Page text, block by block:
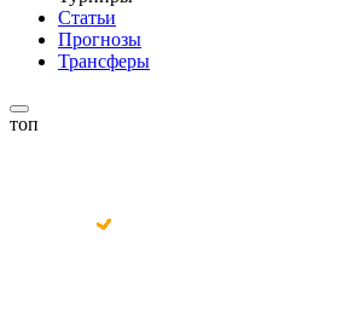
Статьи
Прогнозы
Трансферы
топ